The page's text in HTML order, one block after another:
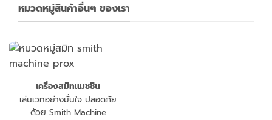
หมวดหมู่สินค้าอื่นๆ ของเรา
เครื่องสมิทแมชชีน
เล่นเวทอย่างมั่นใจ ปลอดภัย
ด้วย Smith Machine